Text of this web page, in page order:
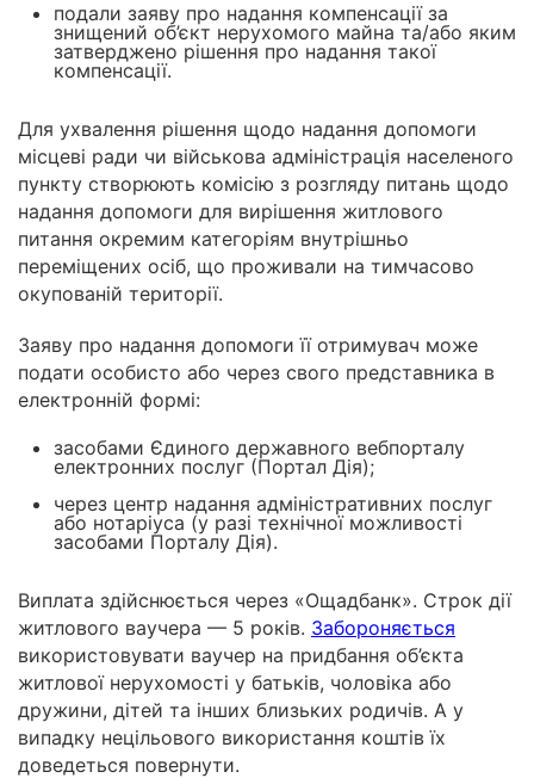
подали заяву про надання компенсації за
знищений об’єкт нерухомого майна та/або яким
затверджено рішення про надання такої
компенсації.
Для ухвалення рішення щодо надання допомоги
місцеві ради чи військова адміністрація населеного
пункту створюють комісію з розгляду питань щодо
надання допомоги для вирішення житлового
питання окремим категоріям внутрішньо
переміщених осіб, що проживали на тимчасово
окупованій території.
Заяву про надання допомоги її отримувач може
подати особисто або через свого представника в
електронній формі:
засобами Єдиного державного вебпорталу
електронних послуг (Портал Дія);
через центр надання адміністративних послуг
або нотаріуса (у разі технічної можливості
засобами Порталу Дія).
Виплата здійснюється через «Ощадбанк». Строк дії
житлового ваучера — 5 років. Забороняється
використовувати ваучер на придбання об’єкта
житлової нерухомості у батьків, чоловіка або
дружини, дітей та інших близьких родичів. А у
випадку нецільового використання коштів їх
доведеться повернути.